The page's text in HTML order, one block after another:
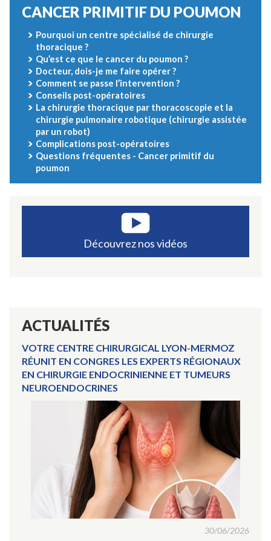
CANCER PRIMITIF DU POUMON
Pourquoi un centre spécialisé de chirurgie
thoracique ?
Qu’est ce que le cancer du poumon ?
Docteur, dois-je me faire opérer ?
Comment se passe l’intervention ?
Conseils post-opératoires
La chirurgie thoracique par thoracoscopie et la
chirurgie pulmonaire robotique (chirurgie assistée
par un robot)
Complications post-opératoires
Questions fréquentes - Cancer primitif du
poumon
Découvrez nos vidéos
ACTUALITÉS
VOTRE CENTRE CHIRURGICAL LYON-MERMOZ
RÉUNIT EN CONGRES LES EXPERTS RÉGIONAUX
EN CHIRURGIE ENDOCRINIENNE ET TUMEURS
NEUROENDOCRINES
30/06/2026